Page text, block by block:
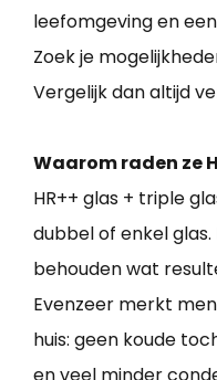
leefomgeving en
Zoek je
Vergelijk dan altijd
Waarom raden ze
HR++ glas + triple
dubbel of enkel
behouden wat
Evenzeer merkt
huis: geen koude
en veel minder